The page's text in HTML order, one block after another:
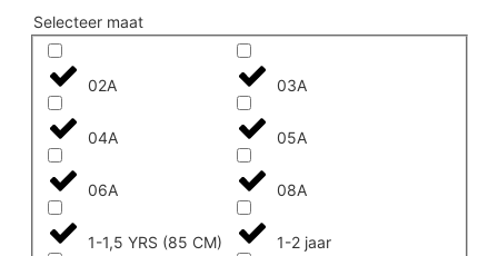
Selecteer maat
02A 03A
04A 05A
06A 08A
1-1,5 YRS (85 CM) 1-2 jaar